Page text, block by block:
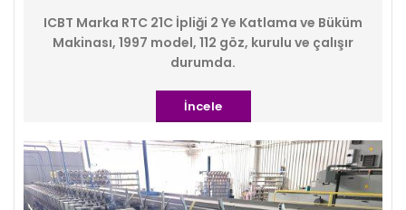
ICBT Marka RTC 21C İpliği 2 Ye Katlama ve Büküm
Makinası, 1997 model, 112 göz, kurulu ve çalışır
durumda.
İncele